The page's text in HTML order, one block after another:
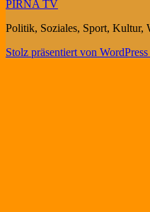
PIRNA TV
Politik, Soziales, Sport, Kultur,
Stolz präsentiert von WordPress